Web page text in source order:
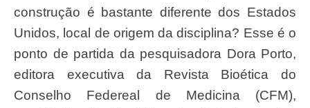
construção é bastante diferente dos Estados
Unidos, local de origem da disciplina? Esse é o
ponto de partida da pesquisadora Dora Porto,
editora executiva da Revista Bioética do
Conselho Federeal de Medicina (CFM),